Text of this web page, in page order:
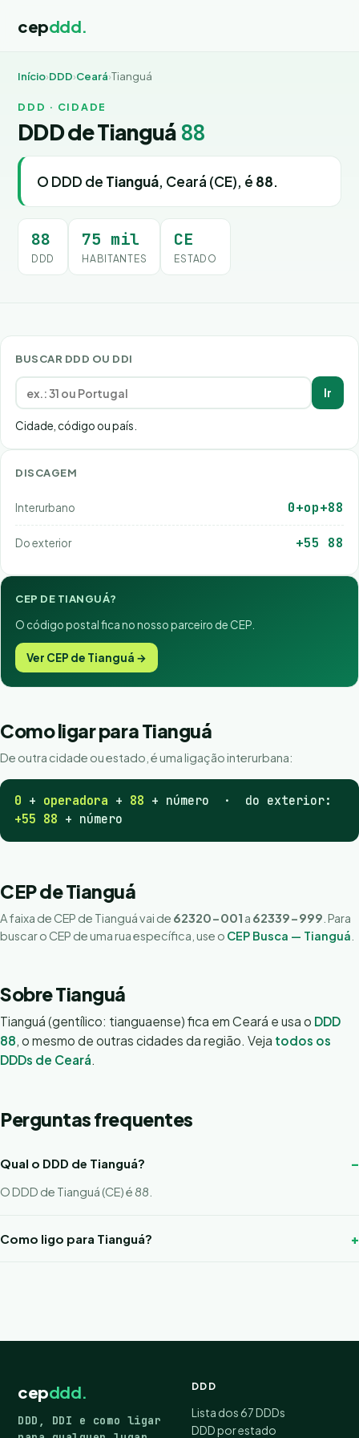
cepddd.
Início›DDD›Ceará›Tianguá
DDD · CIDADE
DDD de Tianguá 88
O DDD de Tianguá, Ceará (CE), é 88.
88
DDD
75 mil
HABITANTES
CE
ESTADO
BUSCAR DDD OU DDI
Ir
Cidade, código ou país.
DISCAGEM
Interurbano 0+op+88
Do exterior +55 88
CEP DE TIANGUÁ?
O código postal fica no nosso parceiro de CEP.
Ver CEP de Tianguá →
Como ligar para Tianguá
De outra cidade ou estado, é uma ligação interurbana:
0 + operadora + 88 + número · do exterior:
+55 88 + número
CEP de Tianguá
A faixa de CEP de Tianguá vai de 62320-001 a 62339-999 . Para
buscar o CEP de uma rua específica, use o CEP Busca — Tianguá
Sobre Tianguá
Tianguá (gentílico: tianguaense) fica em Ceará e usa o DDD
88, o mesmo de outras cidades da região. Veja todos os
DDDs de Ceará.
Perguntas frequentes
Qual o DDD de Tianguá?
O DDD de Tianguá (CE) é 88.
Como ligo para Tianguá?
cepddd.
DDD, DDI e como ligar
DDD
Lista dos 67 DDDs
DDD por estado